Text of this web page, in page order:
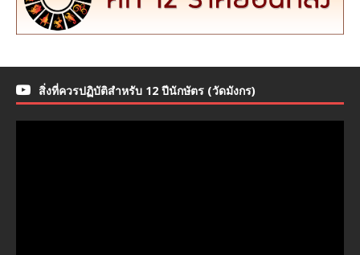
สิ่งที่ควรปฏิบัติสำหรับ 12 ปีนักษัตร (วัดมังกร)